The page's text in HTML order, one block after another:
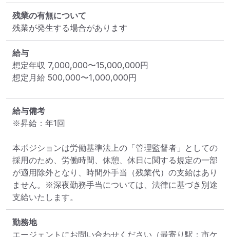
残業の有無について
残業が発生する場合があります
給与
想定年収 7,000,000〜15,000,000円
想定月給 500,000〜1,000,000円
給与備考
※昇給：年1回
本ポジションは労働基準法上の「管理監督者」としての
採用のため、労働時間、休憩、休日に関する規定の一部
が適用除外となり、時間外手当（残業代）の支給はあり
ません。※深夜勤務手当については、法律に基づき別途
支給いたします。
勤務地
エージェントにお問い合わせください （最寄り駅：市ケ